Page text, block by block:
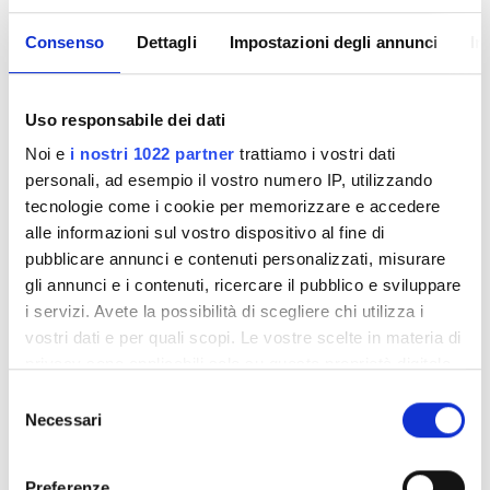
Consenso Dettagli Impostazioni degli annunci
Uso responsabile dei dati
Noi e i nostri 1022 partner trattiamo i vostri dati
personali, ad esempio il vostro numero IP, utilizzando
tecnologie come i cookie per memorizzare e accedere
alle informazioni sul vostro dispositivo al fine di
pubblicare annunci e contenuti personalizzati, misurare
gli annunci e i contenuti, ricercare il pubblico e sviluppare
i servizi. Avete la possibilità di scegliere chi utilizza i
vostri dati e per quali scopi. Le vostre scelte in materia di
modificare o revocare il proprio consenso in qualsiasi
momento dalla Dichiarazione sui cookie o facendo clic
delNecessari
Medical Director
Dr Ilacqua Nicola
Nurse Director
Dr Pietro Finocchiaro
p.finocchiaro@centrodialisisangiorgio.it